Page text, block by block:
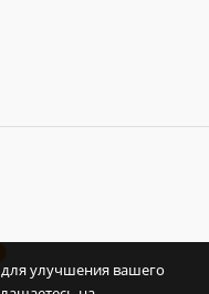
улучшения вашего